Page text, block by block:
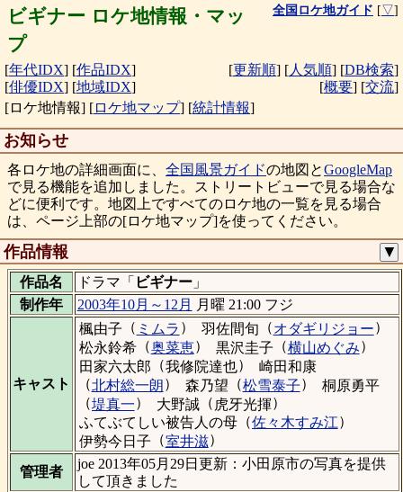
ビギナー ロケ地情報・マッ
プ
全国ロケ地ガイド [▽]
[年代IDX] [作品IDX]
[俳優IDX] [地域IDX]
[更新順] [人気順] [DB検索]
[概要] [交流]
[ロケ地情報] [ロケ地マップ] [統計情報]
お知らせ
各ロケ地の詳細画面に、 全国風景ガイドの地図とGoogleMap
で見る機能を追加しました。ストリートビューで見る場合な
どに便利です。地図上ですべてのロケ地の一覧を見る場合
は、ページ上部の[ロケ地マップ]を使ってください。
作品情報 ▼
作品名 ドラマ「 ビギナー」
制作年
2003年10月～12月 月曜 21:00 フジ
キャスト
楓由子 （ ミムラ ） 羽佐間旬 （オダギリジョー）
松永鈴希（奥菜恵） 黒沢圭子 （横山めぐみ）
田家六太郎 （我修院達也）
崎田和康
（北村総一朗） 森乃望 （松雪泰子）
桐原勇平
（堤真一） 大野誠 （ 虎牙光揮）
ふてぶてしい被告人の母（佐々木すみ江）
伊勢今日子 （室井滋）
管理者
joe 2013年05月29日更新：小田原市の写真を提供
して頂きました